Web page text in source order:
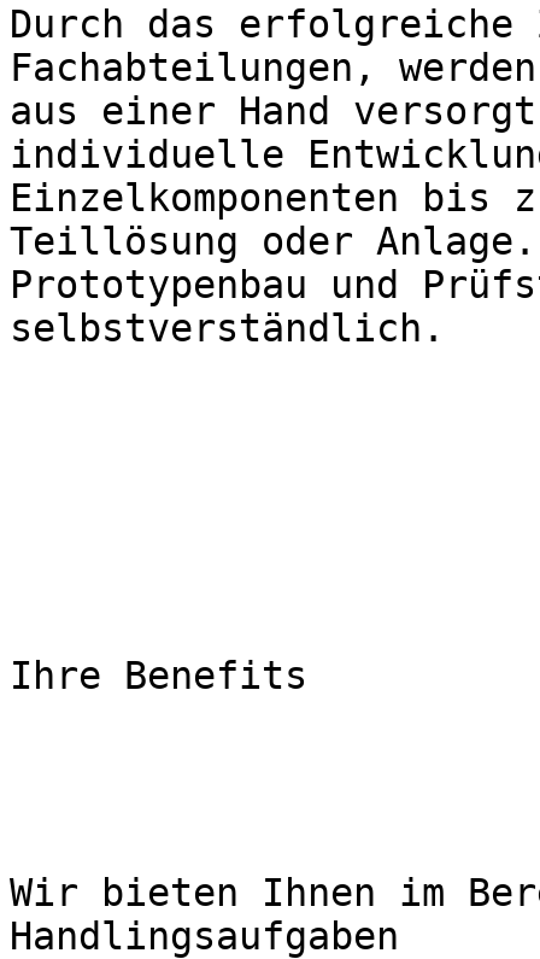
Durch das erfolgreiche
Fachabteilungen,
aus einer Hand
individuelle
Einzelkomponenten bis
Teillösung oder
Prototypenbau und
selbstverständlich.
Ihre Benefits
Wir bieten Ihnen im
Handlingsaufgaben